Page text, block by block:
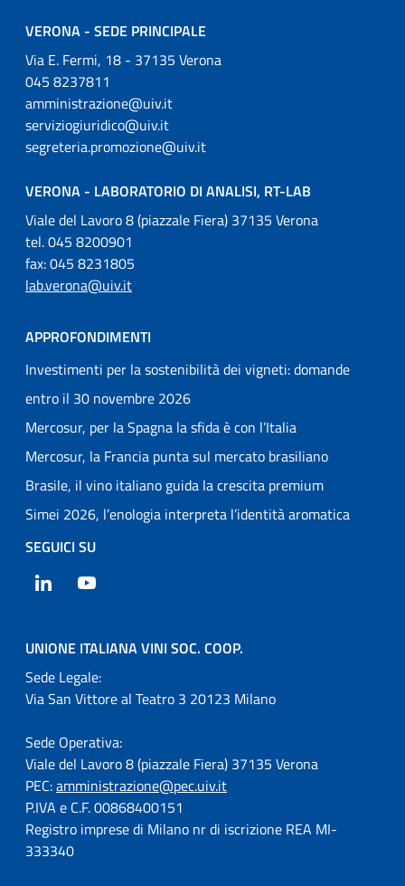
VERONA - SEDE PRINCIPALE
Via E. Fermi, 18 - 37135 Verona
045 8237811
amministrazione@uiv.it
serviziogiuridico@uiv.it
segreteria.promozione@uiv.it
VERONA - LABORATORIO DI ANALISI, RT-LAB
Viale del Lavoro 8 (piazzale Fiera) 37135 Verona
tel. 045 8200901
fax: 045 8231805
lab.verona@uiv.it
APPROFONDIMENTI
Investimenti per la sostenibilità dei vigneti: domande
entro il 30 novembre 2026
Mercosur, per la Spagna la sfida è con l’Italia
Mercosur, la Francia punta sul mercato brasiliano
Brasile, il vino italiano guida la crescita premium
Simei 2026, l’enologia interpreta l’identità aromatica
SEGUICI SU
LinkedIn
UNIONE ITALIANA VINI SOC. COOP.
Sede Legale:
Via San Vittore al Teatro 3 20123 Milano
Sede Operativa:
Viale del Lavoro 8 (piazzale Fiera) 37135 Verona
PEC:amministrazione@pec.uiv.it
P.IVA e C.F. 00868400151
Registro imprese di Milano nr di iscrizione REA MI-
333340